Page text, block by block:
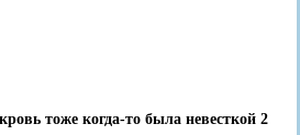
тоже когда-то была невесткой 2